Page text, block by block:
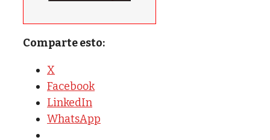
Comparte esto:
X
Facebook
LinkedIn
WhatsApp